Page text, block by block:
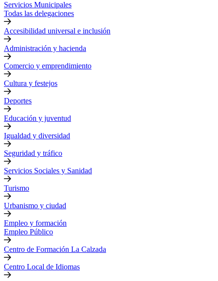
Servicios Municipales
Todas las delegaciones
Accesibilidad universal e inclusión
Administración y hacienda
Comercio y emprendimiento
Cultura y festejos
Deportes
Educación y juventud
Igualdad y diversidad
Seguridad y tráfico
Servicios Sociales y Sanidad
Turismo
Urbanismo y ciudad
Empleo y formación
Empleo Público
Centro de Formación La Calzada
Centro Local de Idiomas